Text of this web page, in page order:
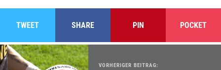
TWEET SHARE PIN POCKET
VORHERIGER BEITRAG: